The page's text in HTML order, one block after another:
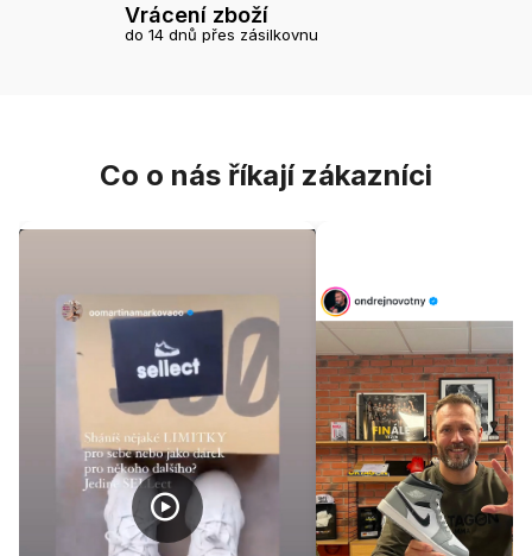
Vrácení zboží
do 14 dnů přes zásilkovnu
Co o nás říkají zákazníci